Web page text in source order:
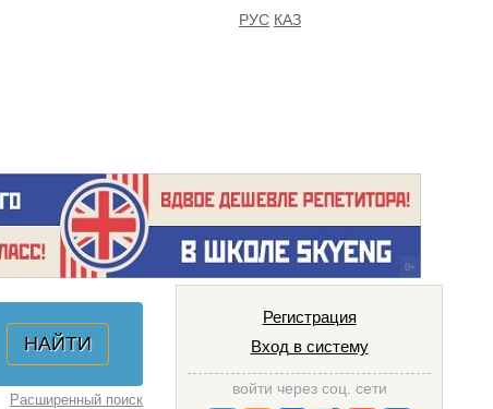
РУС КАЗ
Расширенный поиск
Регистрация
Вход в систему
войти через соц. сети